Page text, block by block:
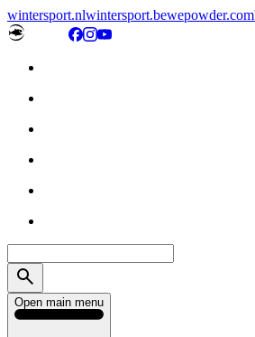
wintersport.nlwintersport.bewepowder.com
Open main menu